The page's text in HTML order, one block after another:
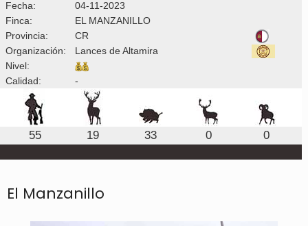
Fecha:
04-11-2023
Finca:
EL MANZANILLO
Provincia:
CR
Organización:
Lances de Altamira
Nivel:
Calidad:
-
55 19 33 0 0
El Manzanillo